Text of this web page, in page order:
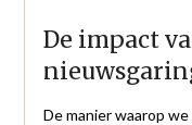
De impact
De manier waarop